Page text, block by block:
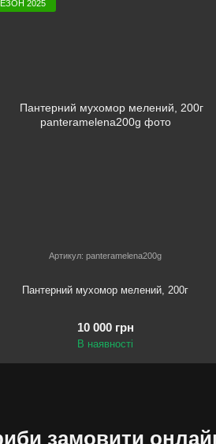
замовити
2025
Артикул: panteramelena200g
Пантерний мухомор мелений, 200г
10 000 грн
В наявності